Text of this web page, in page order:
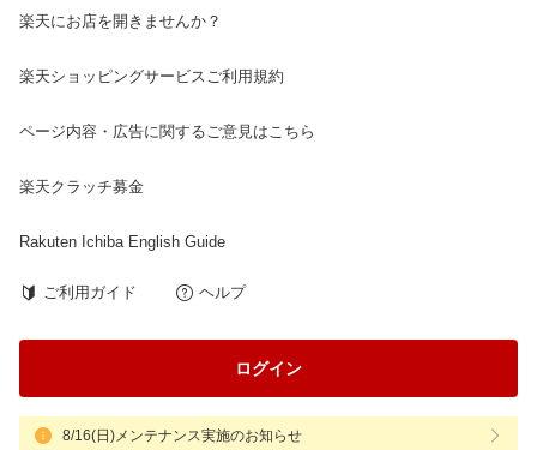
楽天にお店を開きませんか？
楽天ショッピングサービスご利用規約
ページ内容・広告に関するご意見はこちら
楽天クラッチ募金
Rakuten Ichiba English Guide
ご利用ガイド ヘルプ
ログイン
8/16(日)メンテナンス実施のお知らせ